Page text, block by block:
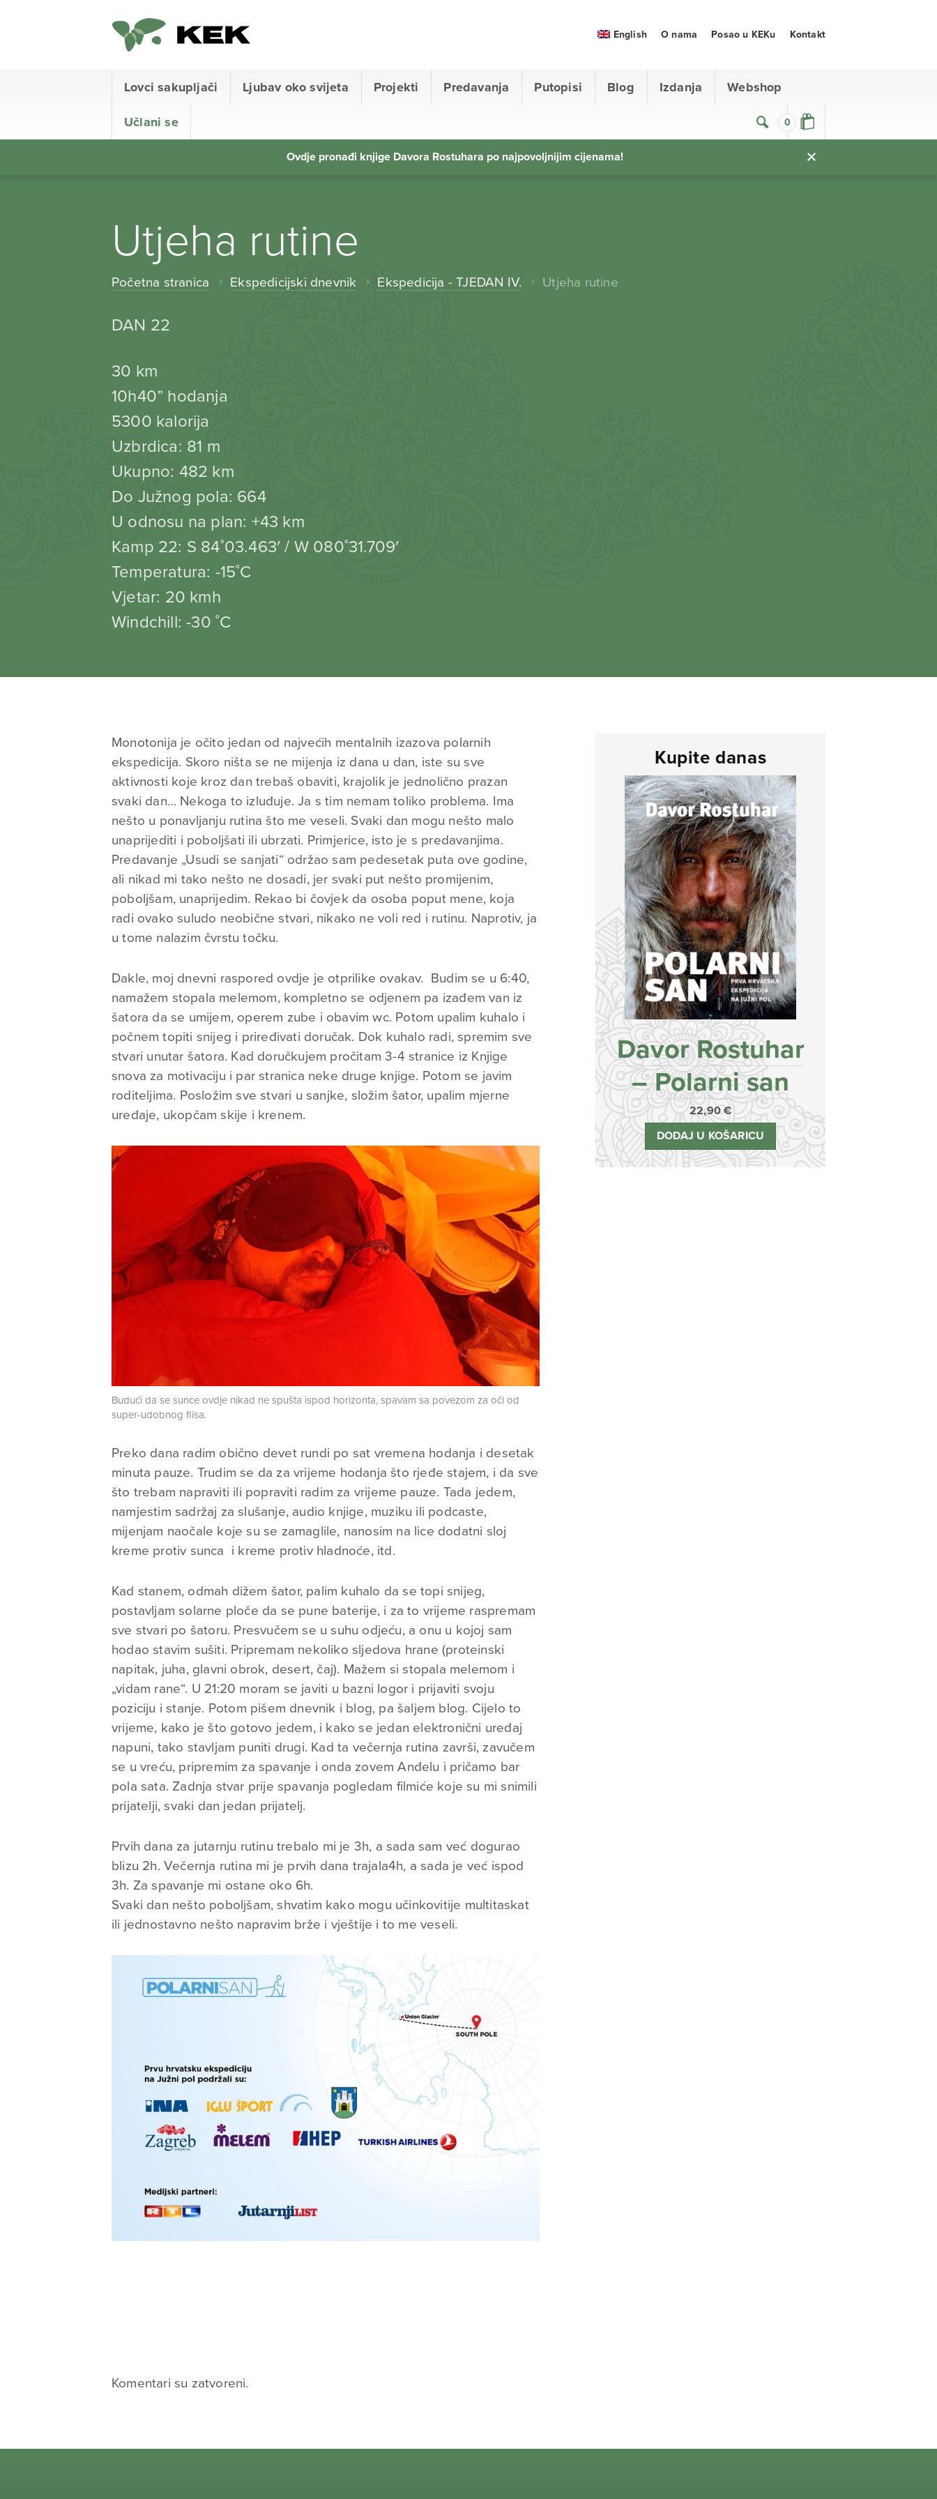
0
Lovci sakupljači Ljubav oko svijeta Projekti Predavanja Putopisi Blog Izdanja Webshop
Učlani se
English O nama Posao u KEKu Kontakt
Ovdje pronađi knjige Davora Rostuhara po najpovoljnijim cijenama!
Utjeha rutine
Početna stranica Ekspedicijski dnevnik Ekspedicija - TJEDAN IV. Utjeha rutine
DAN 22
30 km
10h40” hodanja
5300 kalorija
Uzbrdica: 81 m
Ukupno: 482 km
Do Južnog pola: 664
U odnosu na plan: +43 km
Kamp 22: S 84˚03.463′ / W 080˚31.709′
Temperatura: -15˚C
Vjetar: 20 kmh
Windchill: -30 ˚C
Monotonija je očito jedan od najvećih mentalnih izazova polarnih
ekspedicija. Skoro ništa se ne mijenja iz dana u dan, iste su sve
aktivnosti koje kroz dan trebaš obaviti, krajolik je jednolično prazan
svaki dan… Nekoga to izluđuje. Ja s tim nemam toliko problema. Ima
nešto u ponavljanju rutina što me veseli. Svaki dan mogu nešto malo
unaprijediti i poboljšati ili ubrzati. Primjerice, isto je s predavanjima.
Predavanje „Usudi se sanjati“ održao sam pedesetak puta ove godine,
ali nikad mi tako nešto ne dosadi, jer svaki put nešto promijenim,
poboljšam, unaprijedim. Rekao bi čovjek da osoba poput mene, koja
radi ovako suludo neobične stvari, nikako ne voli red i rutinu. Naprotiv, ja
u tome nalazim čvrstu točku.
Dakle, moj dnevni raspored ovdje je otprilike ovakav. Budim se u 6:40,
namažem stopala melemom, kompletno se odjenem pa izađem van iz
šatora da se umijem, operem zube i obavim wc. Potom upalim kuhalo i
počnem topiti snijeg i priređivati doručak. Dok kuhalo radi, spremim sve
stvari unutar šatora. Kad doručkujem pročitam 3-4 stranice iz Knjige
snova za motivaciju i par stranica neke druge knjige. Potom se javim
roditeljima. Posložim sve stvari u sanjke, složim šator, upalim mjerne
uređaje, ukopčam skije i krenem.
Budući da se sunce ovdje nikad ne spušta ispod horizonta, spavam sa povezom za oči od
super-udobnog flisa.
Preko dana radim obično devet rundi po sat vremena hodanja i desetak
minuta pauze. Trudim se da za vrijeme hodanja što rjeđe stajem, i da sve
što trebam napraviti ili popraviti radim za vrijeme pauze. Tada jedem,
namjestim sadržaj za slušanje, audio knjige, muziku ili podcaste,
mijenjam naočale koje su se zamaglile, nanosim na lice dodatni sloj
kreme protiv sunca i kreme protiv hladnoće, itd.
Kad stanem, odmah dižem šator, palim kuhalo da se topi snijeg,
postavljam solarne ploče da se pune baterije, i za to vrijeme raspremam
sve stvari po šatoru. Presvučem se u suhu odjeću, a onu u kojoj sam
hodao stavim sušiti. Pripremam nekoliko sljedova hrane (proteinski
napitak, juha, glavni obrok, desert, čaj). Mažem si stopala melemom i
„vidam rane“. U 21:20 moram se javiti u bazni logor i prijaviti svoju
poziciju i stanje. Potom pišem dnevnik i blog, pa šaljem blog. Cijelo to
vrijeme, kako je što gotovo jedem, i kako se jedan elektronični uređaj
napuni, tako stavljam puniti drugi. Kad ta večernja rutina završi, zavučem
se u vreću, pripremim za spavanje i onda zovem Anđelu i pričamo bar
pola sata. Zadnja stvar prije spavanja pogledam filmiće koje su mi snimili
prijatelji, svaki dan jedan prijatelj.
Prvih dana za jutarnju rutinu trebalo mi je 3h, a sada sam već dogurao
blizu 2h. Večernja rutina mi je prvih dana trajala4h, a sada je već ispod
3h. Za spavanje mi ostane oko 6h.
Svaki dan nešto poboljšam, shvatim kako mogu učinkovitije multitaskat
ili jednostavno nešto napravim brže i vještije i to me veseli.
Kupite danas
Davor Rostuhar
– Polarni san
22,90€
DODAJ U KOŠARICU
Komentari su zatvoreni.